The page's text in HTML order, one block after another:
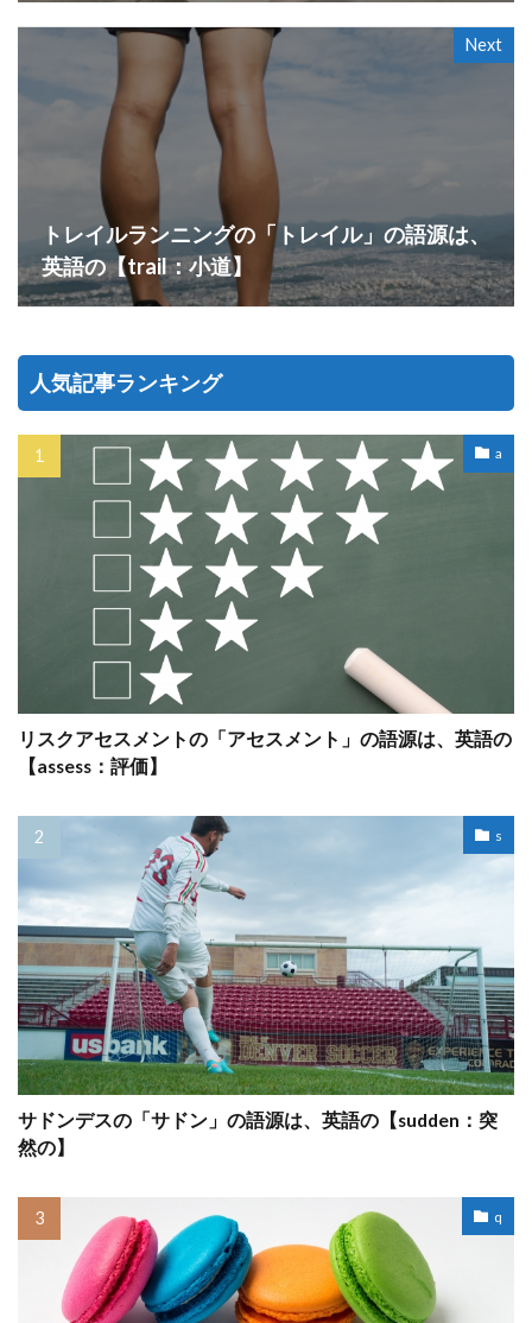
Next
トレイルランニングの「トレイル」の語源は、
英語の【trail：小道】
人気記事ランキング
a
リスクアセスメントの「アセスメント」の語源は、英語の
【assess：評価】
s
サドンデスの「サドン」の語源は、英語の【sudden：突
然の】
q